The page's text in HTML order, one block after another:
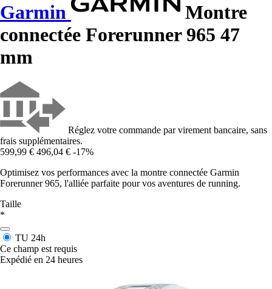
Garmin
Montre
connectée Forerunner 965 47
mm
Réglez votre commande par virement bancaire, sans
frais supplémentaires.
599,99 € 496,04 € -17%
Optimisez vos performances avec la montre connectée Garmin
Forerunner 965, l'alliée parfaite pour vos aventures de running.
Taille
*
TU 24h
Ce champ est requis
Expédié en 24 heures